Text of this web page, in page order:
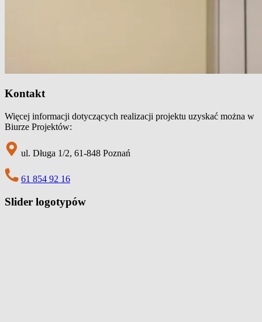
Kontakt
Więcej informacji dotyczących realizacji projektu uzyskać można w
Biurze Projektów:
ul. Długa 1/2, 61-848 Poznań
61 854 92 16
Slider logotypów